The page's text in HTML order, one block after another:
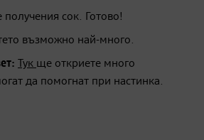
получения сок. Готово!
възможно най-много.
Тук ще откриете много
да помогнат при настинка.